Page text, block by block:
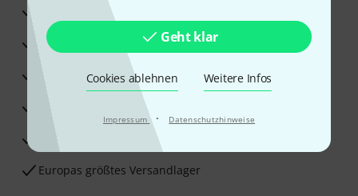
Geht klar
Cookies ablehnen Weitere Infos
Impressum · Datenschutzhinweise
3 Jahre Thomann Garantie
30 Tage Money-Back-Garantie
Reparaturservice
Beratung durch Fachexperten
Zufriedenheitsgarantie
Europas größtes Versandlager